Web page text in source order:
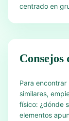
centrado en
Consejos
Para
similares,
físico: ¿dónde
elementos